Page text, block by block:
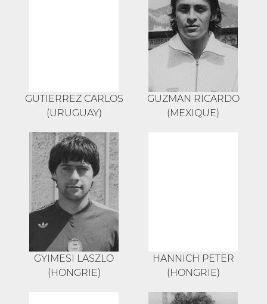
GUTIERREZ CARLOS
(URUGUAY)
GUZMAN RICARDO
(MEXIQUE)
GYIMESI LASZLO
(HONGRIE)
HANNICH PETER
(HONGRIE)